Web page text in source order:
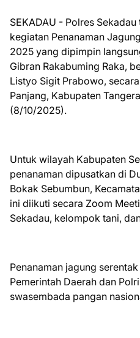
SEKADAU - Polres
kegiatan Penanaman
2025 yang dipimpin
Gibran Rakabuming Raka,
Listyo Sigit Prabowo,
Panjang, Kabupaten
(8/10/2025).
Untuk wilayah Kabupaten
penanaman dipusatkan di
Bokak Sebumbun,
ini diikuti secara Zoom
Sekadau, kelompok tani,
Penanaman jagung
Pemerintah Daerah dan
swasembada pangan